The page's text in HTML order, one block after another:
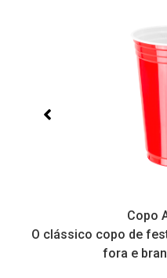
Copo
O clássico copo de
fora e